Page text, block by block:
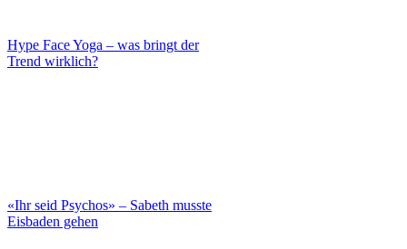
Hype Face Yoga – was bringt der
Trend wirklich?
«Ihr seid Psychos» – Sabeth musste
Eisbaden gehen